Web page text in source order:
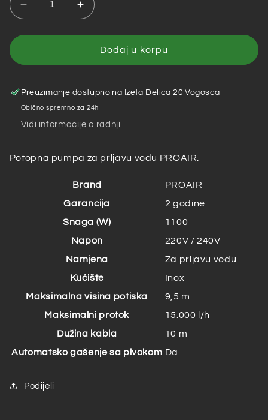
Smanji
količinu
za
–
pumpa
za
vodu
INOX
Povećaj
količinu
za
Proair
–
pumpa
za
vodu
INOX
Dodaj u korpu
Preuzimanje dostupno na Izeta Delica 20 Vogosca
Obično spremno za 24h
Vidi informacije o radnji
Potopna pumpa za prljavu vodu PROAIR.
Brand
PROAIR
Garancija
2 godine
Snaga (W)
1100
Napon
220V / 240V
Namjena
Za prljavu vodu
Kućište
Inox
Maksimalna visina potiska
9,5 m
Maksimalni protok
15.000 l/h
Dužina kabla
10 m
Automatsko gašenje sa plvokom Da
Podijeli